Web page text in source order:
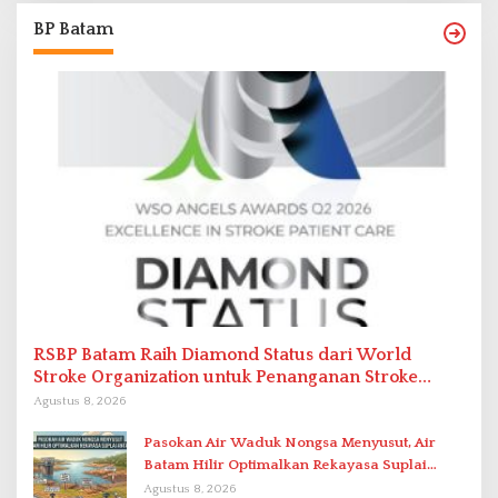
BP Batam
RSBP Batam Raih Diamond Status dari World
Stroke Organization untuk Penanganan Stroke
Berstandar Internasional
Agustus 8, 2026
Pasokan Air Waduk Nongsa Menyusut, Air
Batam Hilir Optimalkan Rekayasa Suplai
Antar-IPAM
Agustus 8, 2026